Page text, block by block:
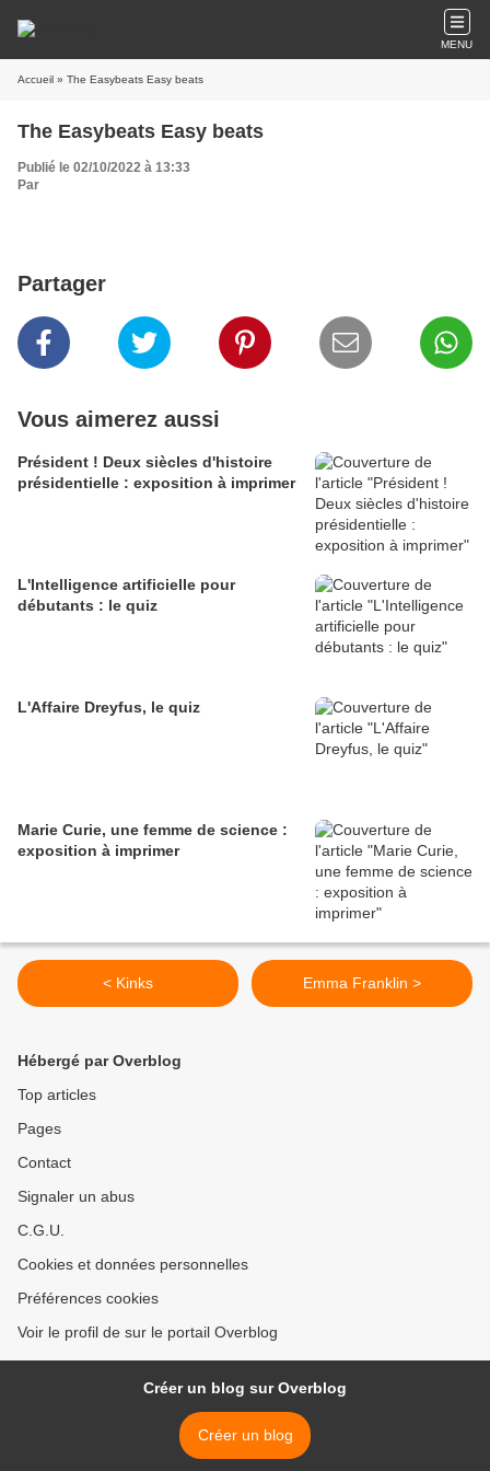
MENU
Accueil » The Easybeats Easy beats
The Easybeats Easy beats
Publié le 02/10/2022 à 13:33
Par
Partager
Vous aimerez aussi
Président ! Deux siècles d'histoire
présidentielle : exposition à imprimer
L'Intelligence artificielle pour
débutants : le quiz
L'Affaire Dreyfus, le quiz
Marie Curie, une femme de science :
exposition à imprimer
< Kinks Emma Franklin >
Hébergé par Overblog
Top articles
Pages
Contact
Signaler un abus
C.G.U.
Cookies et données personnelles
Préférences cookies
Voir le profil de sur le portail Overblog
Créer un blog sur Overblog
Créer un blog